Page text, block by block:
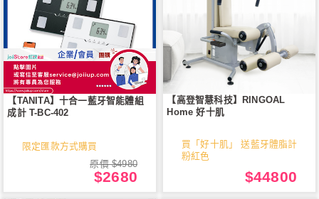
【TANITA】十合一藍牙智能體組
成計 T-BC-402
限定匯款方式購買
原價 $4980
$2680
【高登智慧科技】RINGOAL
Home 好十肌
買「好十肌」 送藍牙體脂計
粉紅色
$44800